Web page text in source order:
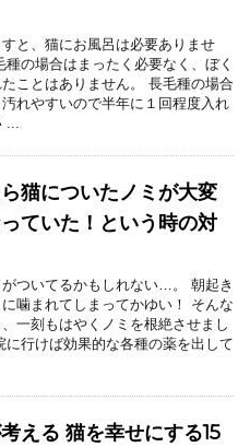
と、猫にお風呂は必要ありませ
種の場合はまったく必要なく、ぼく
ことはありません。 長毛種の場合
れやすいので半年に１回程度入れ
...
猫についたノミが大変
ていた！という時の対
ついてるかもしれない…。 朝起き
噛まれてしまってかゆい！ そんな
一刻もはやくノミを根絶させまし
に行けば効果的な各種の薬を出して
える 猫を幸せにする15